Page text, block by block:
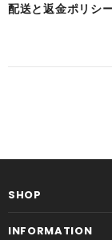
配送と返金ポリシ
SHOP
INFORMATION